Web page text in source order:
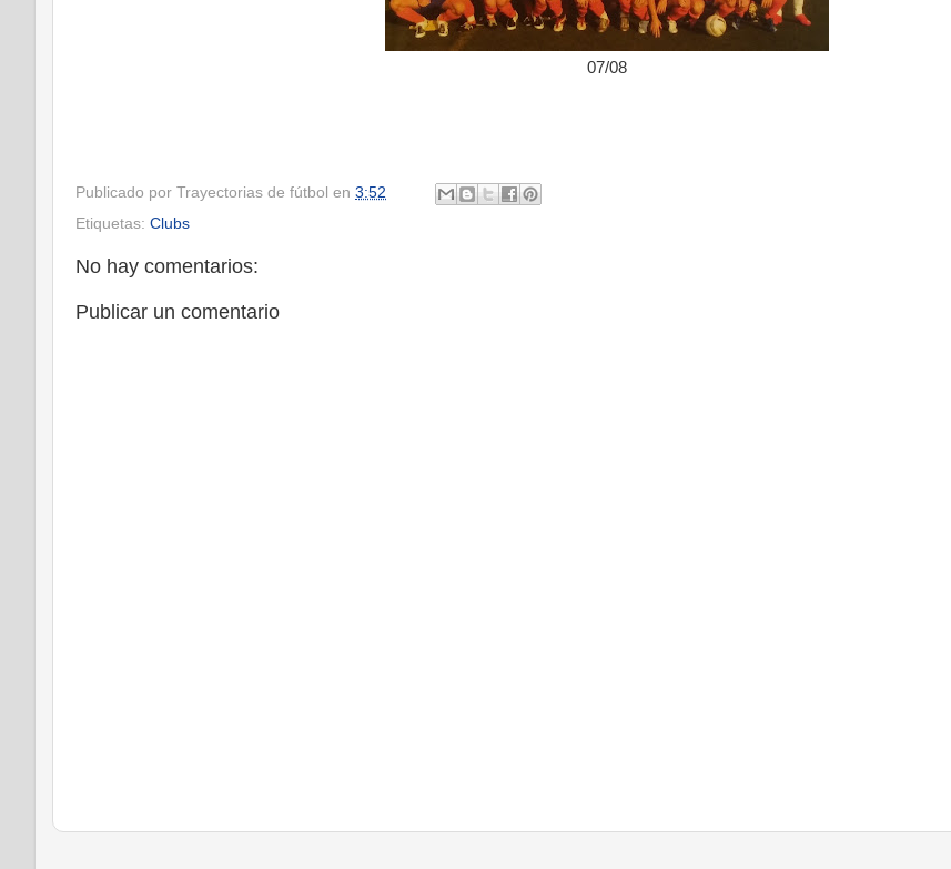
07/08
Publicado por Trayectorias de fútbol en 3:52
Etiquetas: Clubs
No hay comentarios:
Publicar un comentario